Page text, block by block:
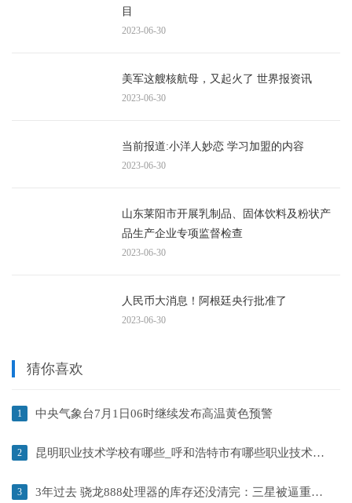
目
2023-06-30
美军这艘核航母，又起火了 世界报资讯
2023-06-30
当前报道:小洋人妙恋 学习加盟的内容
2023-06-30
山东莱阳市开展乳制品、固体饮料及粉状产
品生产企业专项监督检查
2023-06-30
人民币大消息！阿根廷央行批准了
2023-06-30
猜你喜欢
1 中央气象台7月1日06时继续发布高温黄色预警
2 昆明职业技术学校有哪些_呼和浩特市有哪些职业技术学校
3 3年过去 骁龙888处理器的库存还没清完：三星被逼重发Galaxy S21 FE